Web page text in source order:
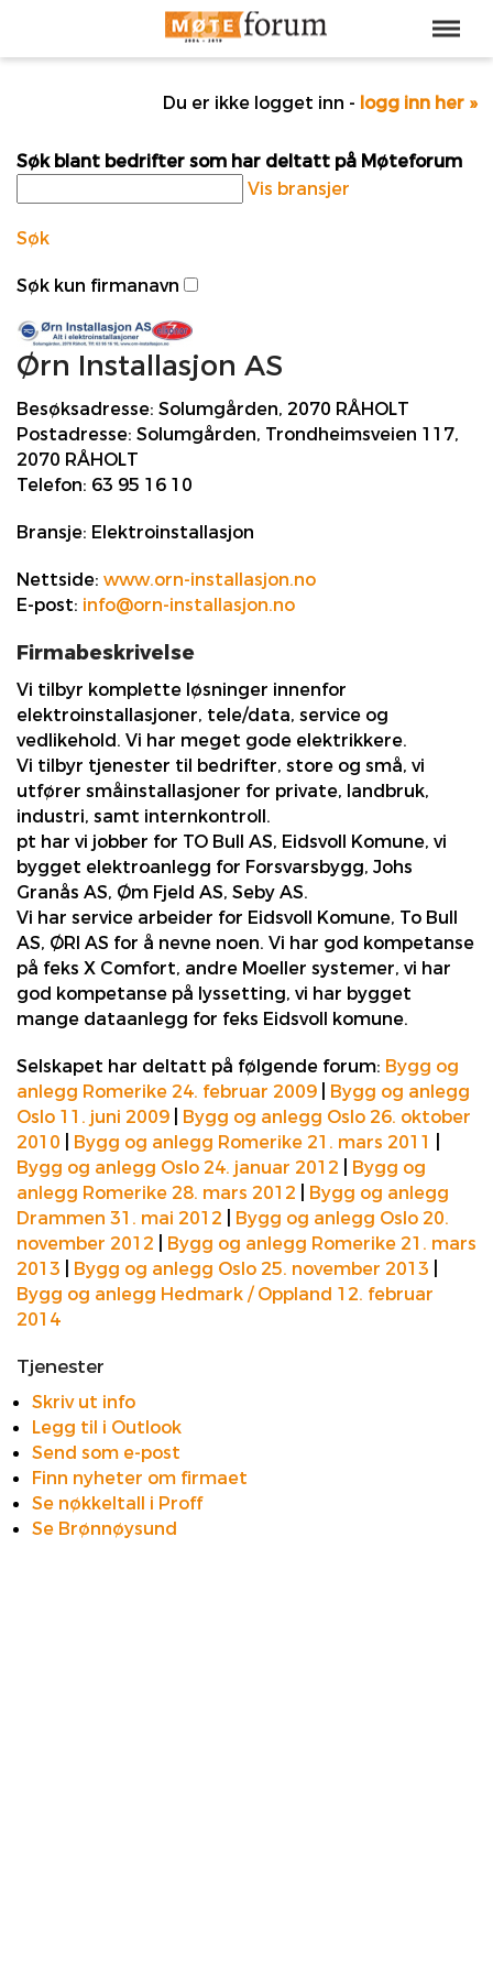
Du er ikke logget inn - logg inn her »
Søk blant bedrifter som har deltatt på Møteforum
Vis bransjer
Søk
Søk kun firmanavn
Ørn Installasjon AS
Besøksadresse: Solumgården, 2070 RÅHOLT
Postadresse: Solumgården, Trondheimsveien 117,
2070 RÅHOLT
Telefon: 63 95 16 10
Bransje: Elektroinstallasjon
Nettside: www.orn-installasjon.no
E-post: info@orn-installasjon.no
Firmabeskrivelse
Vi tilbyr komplette løsninger innenfor
elektroinstallasjoner, tele/data, service og
vedlikehold. Vi har meget gode elektrikkere.
Vi tilbyr tjenester til bedrifter, store og små, vi
utfører småinstallasjoner for private, landbruk,
industri, samt internkontroll.
pt har vi jobber for TO Bull AS, Eidsvoll Komune, vi
bygget elektroanlegg for Forsvarsbygg, Johs
Granås AS, Øm Fjeld AS, Seby AS.
Vi har service arbeider for Eidsvoll Komune, To Bull
AS, ØRI AS for å nevne noen. Vi har god kompetanse
på feks X Comfort, andre Moeller systemer, vi har
god kompetanse på lyssetting, vi har bygget
mange dataanlegg for feks Eidsvoll komune.
Selskapet har deltatt på følgende forum: Bygg og
anlegg Romerike 24. februar 2009
Bygg og anlegg
Oslo 11. juni 2009
Bygg og anlegg Oslo 26. oktober
2010
Bygg og anlegg Romerike 21. mars 2011
Bygg og anlegg Oslo 24. januar 2012
Bygg og
anlegg Romerike 28. mars 2012
Bygg og anlegg
Drammen 31. mai 2012
Bygg og anlegg Oslo 20.
november 2012
Bygg og anlegg Romerike 21. mars
2013
Bygg og anlegg Oslo 25. november 2013
Bygg og anlegg Hedmark / Oppland 12. februar
2014
Tjenester
Skriv ut info
Legg til i Outlook
Send som e-post
Finn nyheter om firmaet
Se nøkkeltall i Proff
Se Brønnøysund